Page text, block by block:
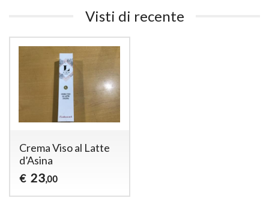
Visti di recente
Crema Viso al Latte
d’Asina
€ 23,00